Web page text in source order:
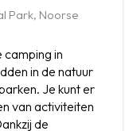
Park, Noorse
camping in
in de natuur
Je kunt er
van activiteiten
de